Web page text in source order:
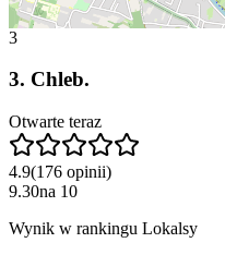
3
3. Chleb.
Otwarte teraz
4.9(176 opinii)
9.30na 10
Wynik w rankingu Lokalsy